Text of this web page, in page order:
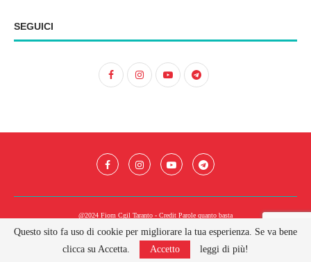
SEGUICI
@2024 Fiom Cgil Taranto - Credit Parole quanto basta
BACK TO TOP
Questo sito fa uso di cookie per migliorare la tua esperienza. Se va bene
clicca su Accetta.
Accetto leggi di più!